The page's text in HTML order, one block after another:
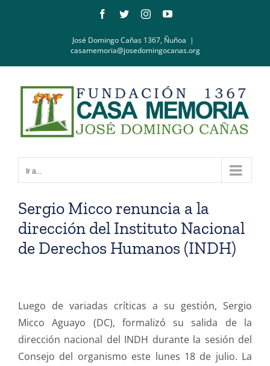
Facebook
TwitterInstagramYouTube
José Domingo Cañas 1367, Ñuñoa |
casamemoria@josedomingocanas.org
Ir a...
Sergio Micco renuncia a la
dirección del Instituto Nacional
de Derechos Humanos (INDH)
Luego de variadas críticas a su gestión, Sergio
Micco Aguayo (DC), formalizó su salida de la
dirección nacional del INDH durante la sesión del
Consejo del organismo este lunes 18 de julio. La